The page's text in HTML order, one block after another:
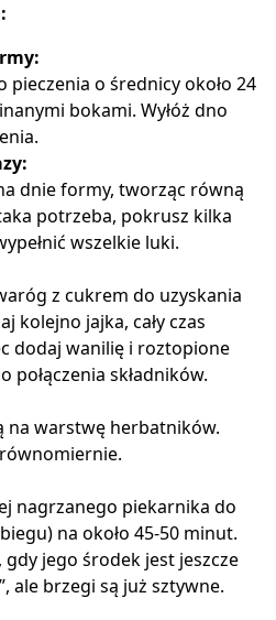
o średnicy około 24
bokami. Wyłóż dno
dnie formy, tworząc równą
potrzeba, pokrusz kilka
wszelkie luki.
z cukrem do uzyskania
kolejno jajka, cały czas
dodaj wanilię i roztopione
połączenia składników.
na warstwę herbatników.
nagrzanego piekarnika do
na około 45-50 minut.
jego środek jest jeszcze
ale brzegi są już sztywne.